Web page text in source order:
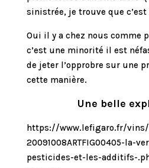
sinistrée, je trouve que
Oui il y a chez nous comme
c’est une minorité il est
de jeter l’opprobre sur une
cette manière.
Une belle
https://www.lefigaro.fr/
20091008ARTFIG00405-la-
pesticides-et-les-additifs-